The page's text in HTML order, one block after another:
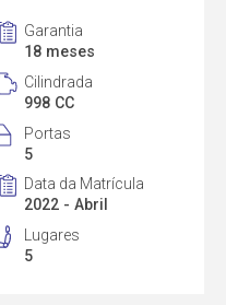
Garantia
18 meses
Cilindrada
998 CC
Portas
5
Data da Matrícula
2022 - Abril
Lugares
5